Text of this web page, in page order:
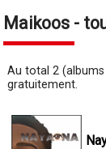
Maikoos -
Au total 2
gratuitement.